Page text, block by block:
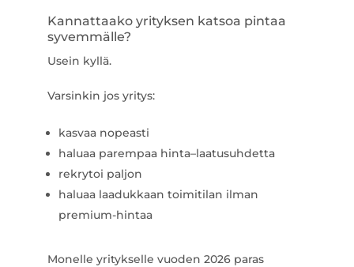
Kannattaako yrityksen katsoa pintaa
syvemmälle?
Usein kyllä.
Varsinkin jos yritys:
kasvaa nopeasti
haluaa parempaa hinta–laatusuhdetta
rekrytoi paljon
haluaa laadukkaan toimitilan ilman
premium-hintaa
Monelle yritykselle vuoden 2026 paras